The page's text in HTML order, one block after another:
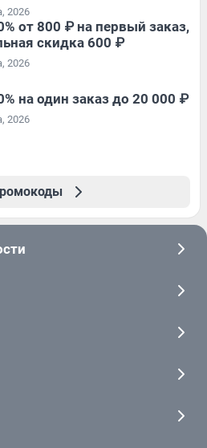
2026
от 800 ₽ на первый заказ,
скидка 600 ₽
2026
на один заказ до 20 000 ₽
2026